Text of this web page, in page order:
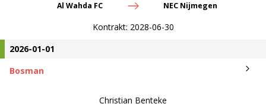
Al Wahda FC NEC Nijmegen
Kontrakt: 2028-06-30
2026-01-01
Bosman
Christian Benteke